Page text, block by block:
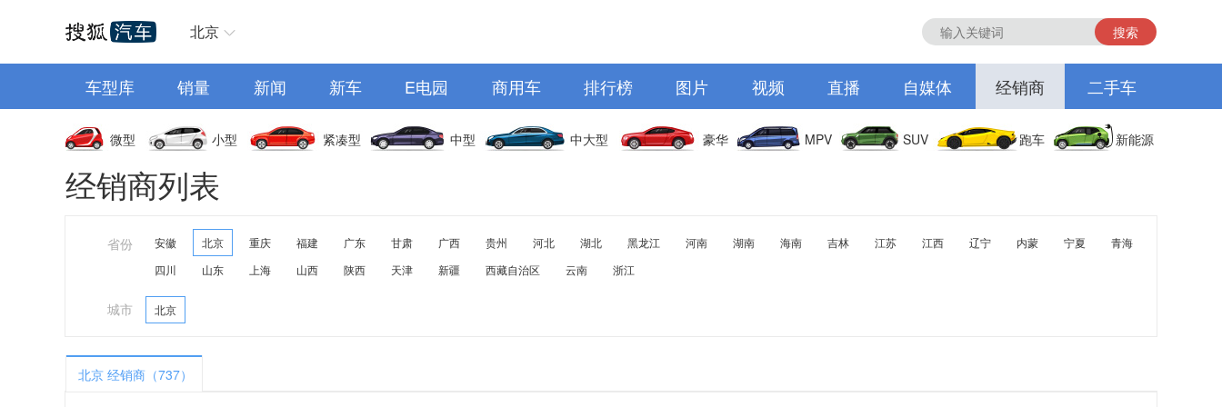
北京 搜索
车型库 销量 新闻 新车 E电园 商用车 排行榜 图片 视频 直播 自媒体 经销商 二手车
微型 小型 紧凑型 中型 中大型 豪华 MPV SUV 跑车 新能源
经销商列表
省份 安徽 北京 重庆 福建 广东 甘肃 广西 贵州 河北 湖北 黑龙江 河南 湖南 海南 吉林 江苏 江西 辽宁 内蒙 宁夏
青海
四川
山东 上海 山西 陕西 天津 新疆 西藏自治区 云南 浙江
城市 北京
北京 经销商（737）